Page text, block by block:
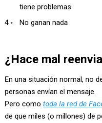
tiene problemas
No ganan nada
¿Hace mal
En una situación normal, no
personas envían el mensaje.
Pero como toda la red de
de que miles (o millones) de